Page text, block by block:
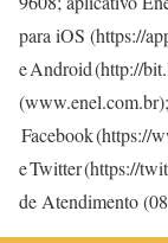
para iOS (https://
e Android (http://
Facebook (https://
e Twitter (https://
de Atendimento